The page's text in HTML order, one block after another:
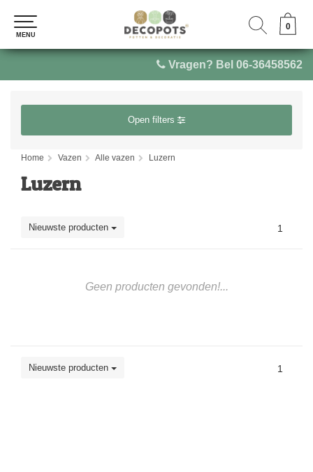
Vragen? Bel 06-36458562
0
MENU
0
MENU
Open filters
Home Vazen Alle vazen Luzern
Luzern
Nieuwste producten 1
Geen producten gevonden!...
Nieuwste producten 1